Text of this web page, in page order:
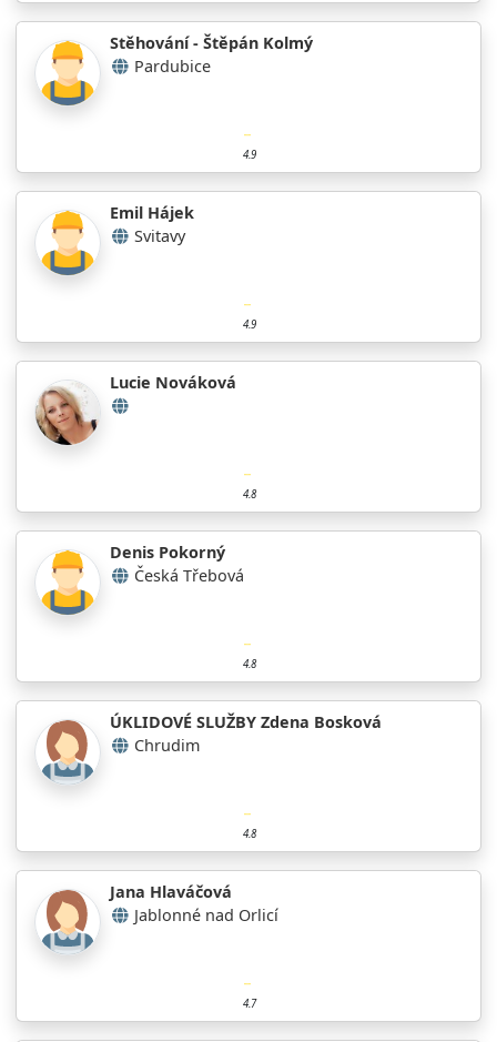
Stěhování - Štěpán Kolmý
Pardubice
4.9
Emil Hájek
Svitavy
4.9
Lucie Nováková
4.8
Denis Pokorný
Česká Třebová
4.8
ÚKLIDOVÉ SLUŽBY Zdena Bosková
Chrudim
4.8
Jana Hlaváčová
Jablonné nad Orlicí
4.7